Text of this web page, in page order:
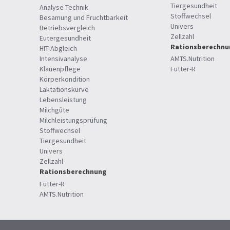
Analyse Technik
Besamung und Fruchtbarkeit
Betriebsvergleich
Eutergesundheit
HIT-Abgleich
Intensivanalyse
Klauenpflege
Körperkondition
Laktationskurve
Lebensleistung
Milchgüte
Milchleistungsprüfung
Stoffwechsel
Tiergesundheit
Univers
Zellzahl
Rationsberechnung
Futter-R
AMTS.Nutrition
Tiergesundheit
Stoffwechsel
Univers
Zellzahl
AMTS.Nutrition
Futter-R